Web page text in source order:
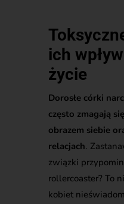
ich
życie
Dorosłe córki
często zmagają
obrazem siebie
relacjach.
związki
rollercoaster? To
kobiet